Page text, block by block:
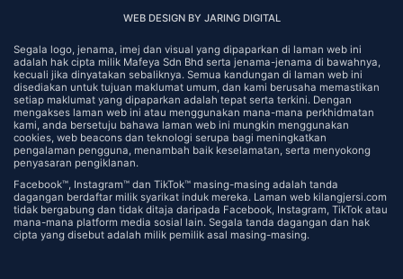
WEB DESIGN BY JARING DIGITAL
Segala logo, jenama, imej dan visual yang dipaparkan di laman web ini
adalah hak cipta milik Mafeya Sdn Bhd serta jenama-jenama di bawahnya,
kecuali jika dinyatakan sebaliknya. Semua kandungan di laman web ini
disediakan untuk tujuan maklumat umum, dan kami berusaha memastikan
setiap maklumat yang dipaparkan adalah tepat serta terkini. Dengan
mengakses laman web ini atau menggunakan mana-mana perkhidmatan
kami, anda bersetuju bahawa laman web ini mungkin menggunakan
cookies, web beacons dan teknologi serupa bagi meningkatkan
pengalaman pengguna, menambah baik keselamatan, serta menyokong
penyasaran pengiklanan.
Facebook™️, Instagram™️ dan TikTok™️ masing-masing adalah tanda
dagangan berdaftar milik syarikat induk mereka. Laman web kilangjersi.com
tidak bergabung dan tidak ditaja daripada Facebook, Instagram, TikTok atau
mana-mana platform media sosial lain. Segala tanda dagangan dan hak
cipta yang disebut adalah milik pemilik asal masing-masing.